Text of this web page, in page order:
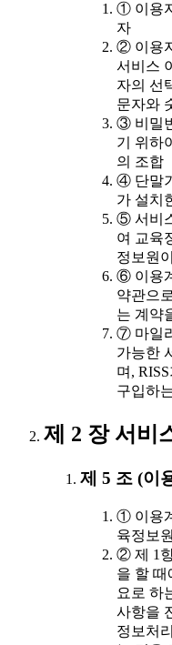
① 이용
자
② 이용
서비스
자의 선
문자와
③ 비밀
기 위하
의 조합
④ 단말
가 설치
⑤ 서비
여 교육
정보원
⑥ 이용
약관으
는 계약
⑦ 마일
가능한
며,
구입하
제 2 장 서비
제 5 조 (이
① 이용
육정보
② 제 1
을 할 때
요로 하
사항을
정보처